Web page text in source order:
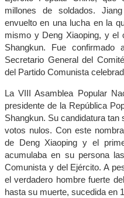
millones de soldados.
envuelto en una lucha en la
mismo y Deng Xiaoping, y el
Shangkun. Fue
Secretario General del
del Partido Comunista
La VIII Asamblea Popular
presidente de la República
Shangkun. Su candidatura
votos nulos. Con este
de Deng Xiaoping y el
acumulaba en su persona
Comunista y del Ejército. A
el verdadero hombre fuerte
hasta su muerte, sucedida en